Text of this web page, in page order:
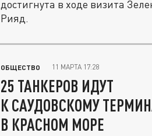
достигнута в ходе визита
Рияд.
ОБЩЕСТВО 11 МАРТА 17:28
25 ТАНКЕРОВ ИДУТ
К САУДОВСКОМУ
В КРАСНОМ МОРЕ